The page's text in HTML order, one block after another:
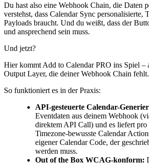
Du hast also eine Webhook Chain, die Daten
verstehst, dass Calendar Sync personalisierte,
Payloads braucht. Und du weißt, dass der
und ansprechend sein muss.
Und jetzt?
Hier kommt Add to Calendar PRO ins Spiel –
Output Layer, die deiner Webhook Chain fehlt.
So funktioniert es in der Praxis:
API-gesteuerte Calendar-
Eventdaten aus deinem Webhook
direktem API Call) und es liefert pro
Timezone-bewusste Calendar
eigener Calendar Code, der
werden muss.
Out of the Box WCAG-konform: